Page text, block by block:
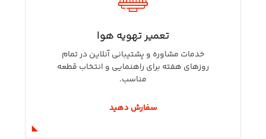
تعمیر تهویه هوا
خدمات مشاوره و پشتیبانی آنلاین در تمام
روزهای هفته برای راهنمایی و انتخاب قطعه
مناسب.
سفارش دهید